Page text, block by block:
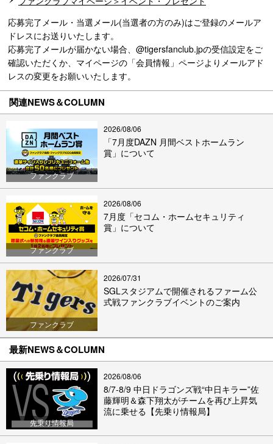
応募完了メール・当選メール(当選者の方のみ)はご登録のメールア
ドレスにお送りいたします。
応募完了メールが届かない場合、@tigersfanclub.jpの受信設定をご
確認いただくか、マイページの「会員情報」ページよりメールアド
レスの変更をお願いいたします。
関連NEWS＆COLUMN
ファンクラブ
2026/08/06
「7月度DAZN 月間ベストホームラン
賞」について
ファンクラブ
2026/08/06
7月度「セコム・ホームセキュリティ
賞」について
ファンクラブ
2026/07/31
SGLスタジアムで開催されるファーム公
式戦ファンクラブイベントのご案内
最新NEWS＆COLUMN
先乗り情報局
2026/08/06
8/7-8/9 中日ドラゴンズ戦“中日キラー”佐
藤輝明＆森下翔太がチームを再び上昇気
流に乗せる【先乗り情報局】